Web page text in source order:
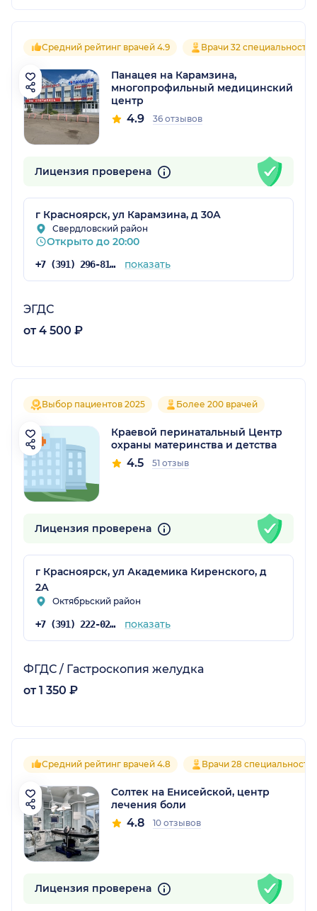
Средний рейтинг врачей 4.9 Врачи 32 специальностей
Панацея на Карамзина,
многопрофильный медицинский
центр
4.9 36 отзывов
Лицензия проверена
г Красноярск, ул Карамзина, д 30А
Свердловский район
Открыто до 20:00
+7 (391) 296-81-00 показать
ЭГДС
от 4 500 ₽
Выбор пациентов 2025 Более 200 врачей
Краевой перинатальный Центр
охраны материнства и детства
4.5 51 отзыв
Лицензия проверена
г Красноярск, ул Академика Киренского, д
2А
Октябрьский район
+7 (391) 222-02-66 показать
ФГДС / Гастроскопия желудка
от 1 350 ₽
Средний рейтинг врачей 4.8 Врачи 28
Солтек на Енисейской, центр
лечения боли
4.8 10 отзывов
Лицензия проверена